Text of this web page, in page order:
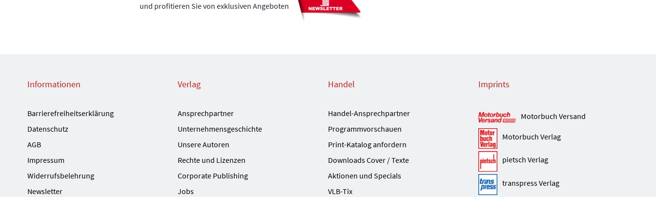
und profitieren Sie von exklusiven Angeboten
Informationen
Barrierefreiheitserklärung
Datenschutz
AGB
Impressum
Widerrufsbelehrung
Newsletter
Verlag
Ansprechpartner
Unternehmensgeschichte
Unsere Autoren
Rechte und Lizenzen
Corporate Publishing
Jobs
Handel
Handel-Ansprechpartner
Programmvorschauen
Print-Katalog anfordern
Downloads Cover / Texte
Aktionen und Specials
VLB-Tix
Imprints
Motorbuch Versand
Motorbuch Verlag
pietsch Verlag
transpress Verlag